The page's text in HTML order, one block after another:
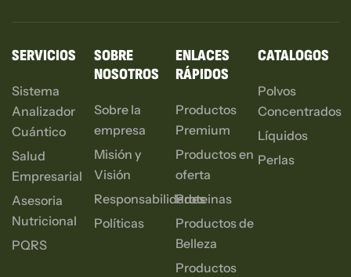
SERVICIOS
Sistema
Analizador
Cuántico
Salud
Empresarial
Asesoria
Nutricional
PQRS
SOBRE
NOSOTROS
Sobre la
empresa
Misión y
Visión
Responsabilidades
Políticas
ENLACES
RÁPIDOS
Productos
Premium
Productos en
oferta
Proteinas
Productos de
Belleza
Productos
CATALOGOS
Polvos
Concentrados
Líquidos
Perlas